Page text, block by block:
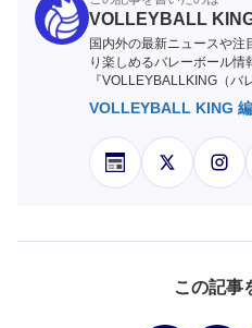
VOLLEYBALL
国内外の最新ニュースや注
り楽しめるバレーボール情
『VOLLEYBALLKING（バ
VOLLEYBALL KING
この記事